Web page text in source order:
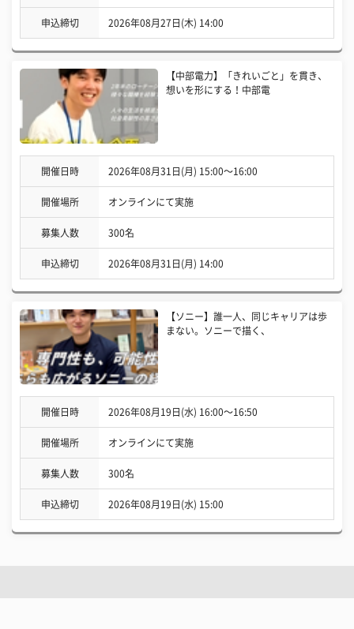
申込締切 2026年08月27日(木) 14:00
【中部電力】「きれいごと」を貫き、
想いを形にする！中部電
開催日時 2026年08月31日(月) 15:00〜16:00
開催場所 オンラインにて実施
募集人数 300名
申込締切 2026年08月31日(月) 14:00
【ソニー】誰一人、同じキャリアは歩
まない。ソニーで描く、
開催日時 2026年08月19日(水) 16:00〜16:50
開催場所 オンラインにて実施
募集人数 300名
申込締切 2026年08月19日(水) 15:00